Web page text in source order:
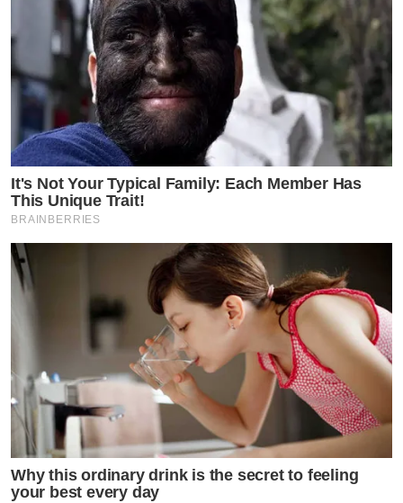
It's Not Your Typical Family: Each Member Has
This Unique Trait!
BRAINBERRIES
Why this ordinary drink is the secret to feeling
your best every day